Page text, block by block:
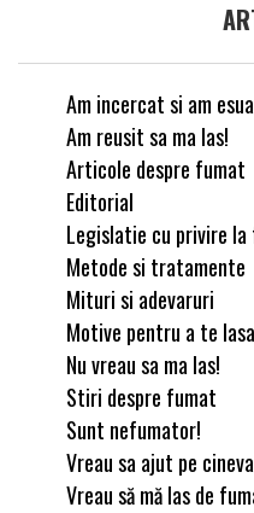
Am incercat si am
Am reusit sa ma las!
Articole despre fumat
Editorial
Legislatie cu privire
Metode si tratamente
Mituri si adevaruri
Motive pentru a te
Nu vreau sa ma las!
Stiri despre fumat
Sunt nefumator!
Vreau sa ajut pe cineva
Vreau să mă las de